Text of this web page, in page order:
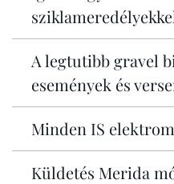
A legtutibb gravel
események és
Minden IS
Küldetés Merida